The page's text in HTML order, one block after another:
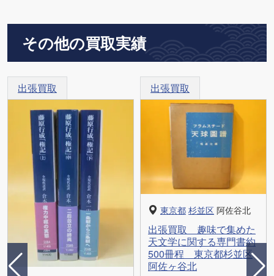
その他の買取実績
出張買取 出張買取
東京都 杉並区 阿佐谷北
出張買取 趣味で集めた
天文学に関する専門書約
500冊程 東京都杉並区
阿佐ヶ谷北